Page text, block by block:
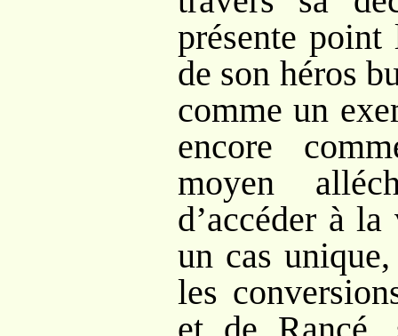
présente point
de son héros
comme un
encore
moyen
d’accéder à la
un cas
les